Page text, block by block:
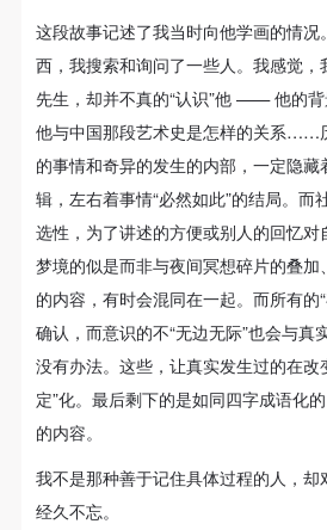
他还是在持续地创作领袖肖像，这
究的现象，这种现象在这个历史阶
的。当我们看着李宗津笔下的领袖
技巧越好，一种无以名状的悲哀就
份悲哀必须在画外才能体会。
家 人
FAMILY
李宗津画家人自有一份亲切与和
说，画家人像是一种休息，一种放
可以说，在李宗津存世不多的作
分是最放松也最能见其真性情的。
这段故事记述了我当时向他学画的情
西，我搜索和询问了一些人。我感觉
先生，却并不真的“认识”他 —— 他的背
他与中国那段艺术史是怎样的关系……
的事情和奇异的发生的内部，一定隐
辑，左右着事情“必然如此”的结局。而
选性，为了讲述的方便或别人的回忆对
梦境的似是而非与夜间冥想碎片的叠加
的内容，有时会混同在一起。而所有的
确认，而意识的不“无边无际”也会与真
没有办法。这些，让真实发生过的在改
定”化。最后剩下的是如同四字成语化
的内容。
我不是那种善于记住具体过程的人，却
经久不忘。
肖像权许可乙方作符合本协议约
途。
（2）、乙方中央美术学院美术馆
性、专业性、国际化的现代公共
院美术馆与时代同行，努力塑造
术的空间氛围，竭诚与各单位、
和观众进行良好互动。以学院的
极策划国际、国内多视角、多领
共教育活动，为美院师生、中外
提供一个交流、学习、展示的平
单位，其开展的公共教育活动以
主。
（3）、乙方为甲方拍摄中央美术
有公教活动。
二、拍摄内容、使用形式、使用地
肖像权许可乙方作符合本协议约
途。
（2）、乙方中央美术学院美术馆
性、专业性、国际化的现代公共
院美术馆与时代同行，努力塑造
术的空间氛围，竭诚与各单位、
和观众进行良好互动。以学院的
极策划国际、国内多视角、多领
共教育活动，为美院师生、中外
提供一个交流、学习、展示的平
单位，其开展的公共教育活动以
主。
（3）、乙方为甲方拍摄中央美术
有公教活动。
二、拍摄内容、使用形式、使用地
肖像权许可乙方作符合本协议约
途。
（2）、乙方中央美术学院美术馆
性、专业性、国际化的现代公共
院美术馆与时代同行，努力塑造
术的空间氛围，竭诚与各单位、
和观众进行良好互动。以学院的
极策划国际、国内多视角、多领
共教育活动，为美院师生、中外
提供一个交流、学习、展示的平
单位，其开展的公共教育活动以
主。
（3）、乙方为甲方拍摄中央美术
有公教活动。
二、拍摄内容、使用形式、使用地